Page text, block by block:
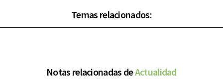
Temas relacionados:
Notas relacionadas deActualidad